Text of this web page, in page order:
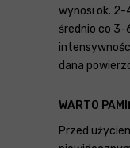
wynosi ok. 2-
średnio co 3-
dana
WARTO
Przed